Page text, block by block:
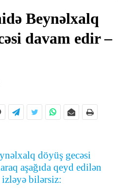
Beynəlxalq
davam edir –
döyüş gecəsi
aşağıda qeyd edilən
bilərsiz: